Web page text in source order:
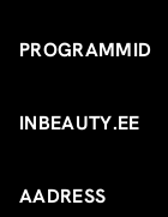
PROGRAMMID
INBEAUTY.EE
AADRESS